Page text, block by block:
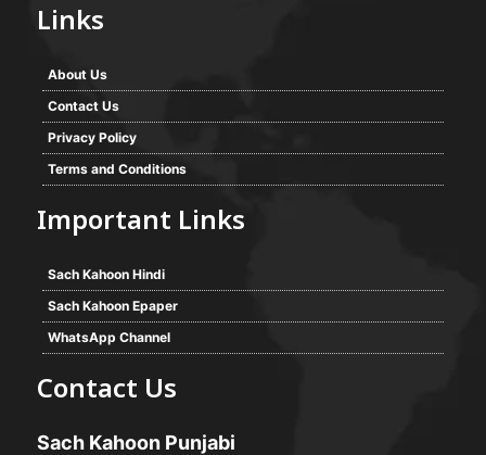
Links
About Us
Contact Us
Privacy Policy
Terms and Conditions
Important Links
Sach Kahoon Hindi
Sach Kahoon Epaper
WhatsApp Channel
Contact Us
Sach Kahoon Punjabi